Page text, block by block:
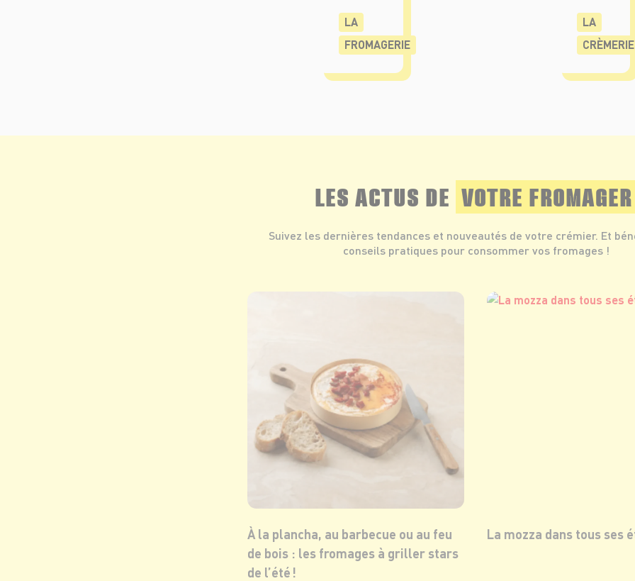
LA
FROMAGERIE
LA
CRÈMERIE
LES ACTUS DE VOTRE FROMAGER
Suivez les dernières tendances et nouveautés de votre crémier. Et
conseils pratiques pour consommer vos fromages !
À la plancha, au barbecue ou au feu
de bois : les fromages à griller stars
de l’été !
La mozza dans tous ses